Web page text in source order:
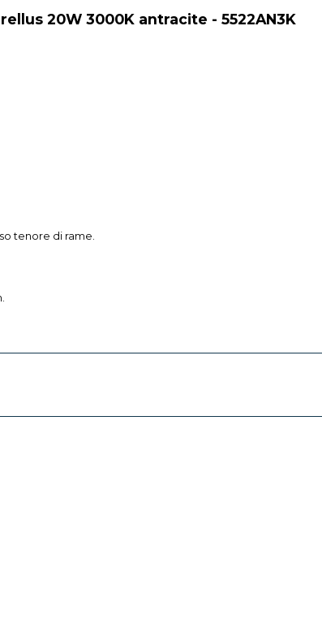
20W 3000K antracite - 5522AN3K
tenore di rame.